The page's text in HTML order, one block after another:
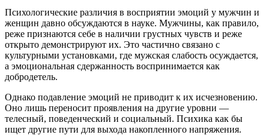
Психологические различия в восприятии эмоций у мужчин и
женщин давно обсуждаются в науке. Мужчины, как правило,
реже признаются себе в наличии грустных чувств и реже
открыто демонстрируют их. Это частично связано с
культурными установками, где мужская слабость осуждается,
а эмоциональная сдержанность воспринимается как
добродетель.
Однако подавление эмоций не приводит к их исчезновению.
Оно лишь переносит проявления на другие уровни —
телесный, поведенческий и социальный. Психика как бы
ищет другие пути для выхода накопленного напряжения.